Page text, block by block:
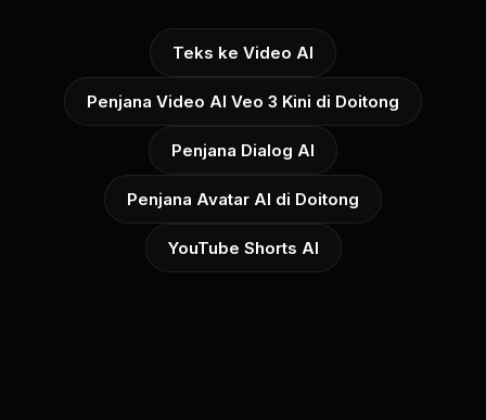
Teks ke Video AI
Penjana Video AI Veo 3 Kini di Doitong
Penjana Dialog AI
Penjana Avatar AI di Doitong
YouTube Shorts AI